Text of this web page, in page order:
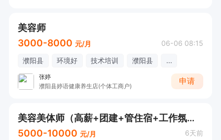
美容师
3000-8000 元/月 06-06 08:15
濮阳县 环境好 技术培训 濮阳县 ...
张婷
濮阳县婷语健康养生店(个体工商户)
申请
美容美体师（高薪+团建+管住宿+工作氛围好）
5000-10000 元/月 6天前